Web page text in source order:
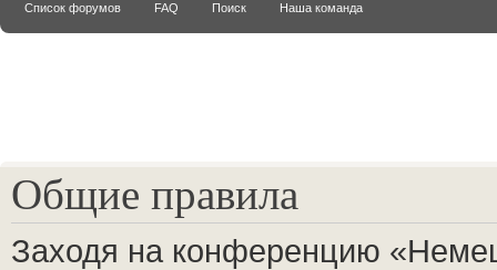
Список форумов FAQ Поиск Наша команда
Общие правила
Заходя на конференцию